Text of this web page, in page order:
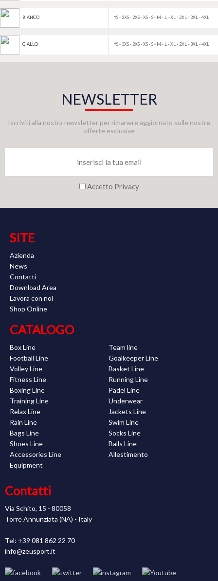
BIANCO YS - 3XS - 2XS - XS - S - M - L - XL - 2XL - 3XL - 4XL
GIALLO YS - 3XS - 2XS - XS - S - M - L - XL - 2XL - 3XL - 4XL
NEWSLETTER
Iscriviti alla nostra newsletter per rimanere aggiornato sulle nostre
offerte esclusive
Accetto Privacy
SITE
Azienda
News
Contatti
Download Area
Lavora con noi
Shop Online
CATALOGO
Box Line
Team line
Football Line
Goalkeeper Line
Volley Line
Basket Line
Fitness Line
Running Line
Boxing Line
Padel Line
Training Line
Underwear
Relax Line
Jackets Line
Rain Line
Swim Line
Bags Line
Socks Line
Shoes Line
Balls Line
Accessories Line
Allestimento
Equipment
Contatti
Via Schito, 15 - 80058
Torre Annunziata (NA) - Italy
Tel: +39 081 862 22 70
info@zeusport.it